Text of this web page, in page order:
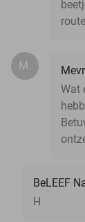
M.
Wat
BeLEEF
H